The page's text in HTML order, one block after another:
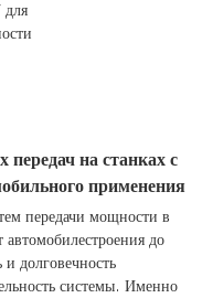
для
на станках с
применения
передачи мощности в
до
долговечность
системы. Именно